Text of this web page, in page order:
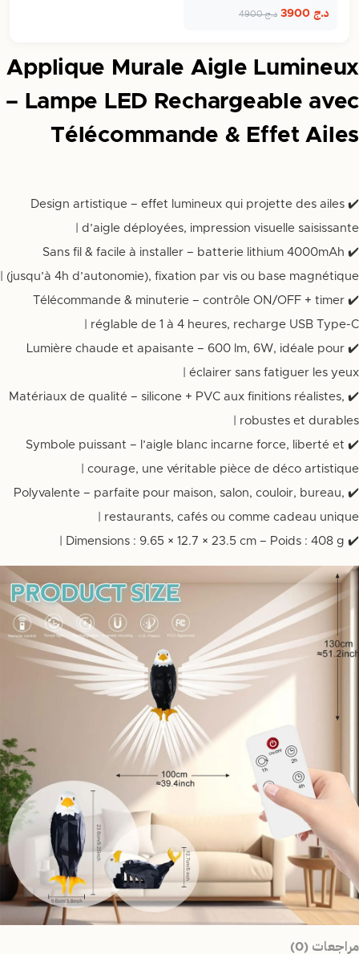
Bluetooth…
د.ج د.ج4900
Applique Murale Aigle Lumineux
– Lampe LED Rechargeable avec
Télécommande & Effet Ailes
✔️ Design artistique – effet lumineux qui projette des ailes
d’aigle déployées, impression visuelle saisissante |
✔️ Sans fil & facile à installer – batterie lithium 4000mAh
(jusqu’à 4h d’autonomie), fixation par vis ou base magnétique |
✔️ Télécommande & minuterie – contrôle ON/OFF + timer
réglable de 1 à 4 heures, recharge USB Type-C |
✔️ Lumière chaude et apaisante – 600 lm, 6W, idéale pour
éclairer sans fatiguer les yeux |
✔️ Matériaux de qualité – silicone + PVC aux finitions réalistes,
robustes et durables |
✔️ Symbole puissant – l’aigle blanc incarne force, liberté et
courage, une véritable pièce de déco artistique |
✔️ Polyvalente – parfaite pour maison, salon, couloir, bureau,
restaurants, cafés ou comme cadeau unique |
✔️ Dimensions : ‎9.65 × 12.7 × 23.5 cm – Poids : 408 g |
مراجعات (0)